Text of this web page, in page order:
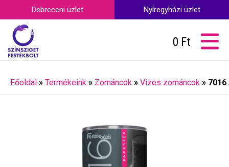
Debreceni üzlet Nyíregyházi üzlet
0 Ft
Főoldal » Termékeink » Zománcok » Vizes zománcok » 7016